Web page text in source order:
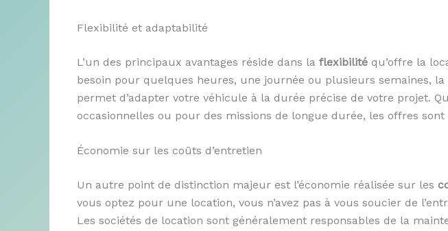
Flexibilité et adaptabilité
L’un des principaux avantages réside dans la flexibilité qu’offre la
besoin pour quelques heures, une journée ou plusieurs semaines,
permet d’adapter votre véhicule à la durée précise de votre projet.
occasionnelles ou pour des missions de longue durée, les offres
Économie sur les coûts d’entretien
Un autre point de distinction majeur est l’économie réalisée sur les
vous optez pour une location, vous n’avez pas à vous soucier de
Les sociétés de location sont généralement responsables de la